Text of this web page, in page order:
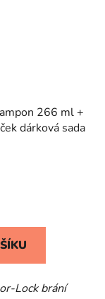
266 ml +
dárková sada
Lock brání